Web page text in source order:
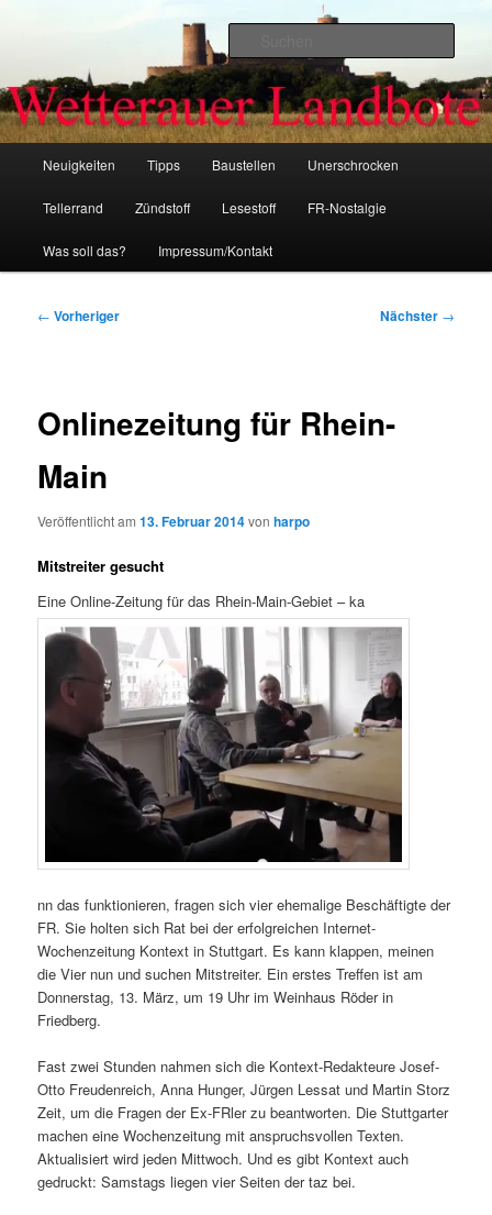
springenWetterauer-Landbote
Neuigkeiten Tipps Baustellen Unerschrocken
Tellerrand Zündstoff Lesestoff FR-Nostalgie
Was soll das? Impressum/Kontakt
Beitragsnavigation
← Vorheriger Nächster →
Onlinezeitung für Rhein-
Main
Veröffentlicht am13. Februar 2014vonharpo
Mitstreiter gesucht
Eine Online-Zeitung für das Rhein-Main-Gebiet – ka
nn das funktionieren, fragen sich vier ehemalige Beschäftigte der
FR. Sie holten sich Rat bei der erfolgreichen Internet-
Wochenzeitung Kontext in Stuttgart. Es kann klappen, meinen
die Vier nun und suchen Mitstreiter. Ein erstes Treffen ist am
Donnerstag, 13. März, um 19 Uhr im Weinhaus Röder in
Friedberg.
Fast zwei Stunden nahmen sich die Kontext-Redakteure Josef-
Otto Freudenreich, Anna Hunger, Jürgen Lessat und Martin Storz
Zeit, um die Fragen der Ex-FRler zu beantworten. Die Stuttgarter
machen eine Wochenzeitung mit anspruchsvollen Texten.
Aktualisiert wird jeden Mittwoch. Und es gibt Kontext auch
gedruckt: Samstags liegen vier Seiten der taz bei.